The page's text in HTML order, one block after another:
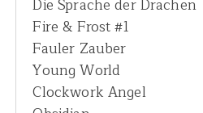
Die Sprache der Drachen
Fire & Frost #1
Fauler Zauber
Young World
Clockwork Angel